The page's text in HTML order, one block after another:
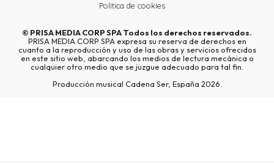
Política de cookies
© PRISA MEDIA CORP SPATodos los derechos reservados.
PRISA MEDIA CORP SPA expresa su reserva de derechos en
cuanto a la reproducción y uso de las obras y servicios ofrecidos
en este sitio web, abarcando los medios de lectura mecánica o
cualquier otro medio que se juzgue adecuado para tal fin.
Producción musical Cadena Ser, España 2026.